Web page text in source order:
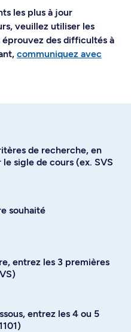
les plus à jour
veuillez utiliser les
éprouvez des difficultés à
communiquez avec
de recherche, en
sigle de cours (ex. SVS
souhaité
entrez les 3 premières
entrez les 4 ou 5